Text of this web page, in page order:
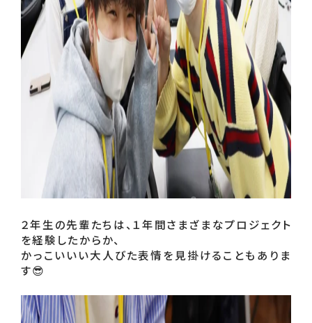
２年生の先輩たちは、１年間さまざまなプロジェクト
を経験したからか、
かっこいいい大人びた表情を見掛けることもありま
す😎